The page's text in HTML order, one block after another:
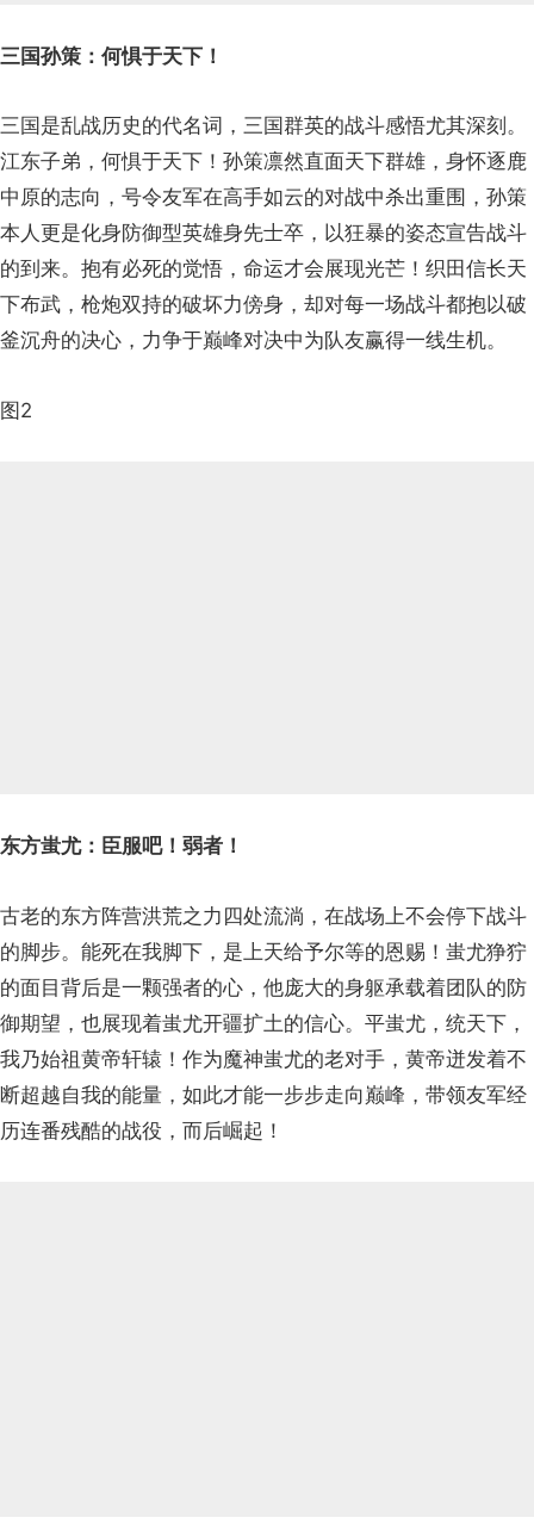
三国孙策：何惧于天下！
三国是乱战历史的代名词，三国群英的战斗感悟尤其深刻。
江东子弟，何惧于天下！孙策凛然直面天下群雄，身怀逐鹿
中原的志向，号令友军在高手如云的对战中杀出重围，孙策
本人更是化身防御型英雄身先士卒，以狂暴的姿态宣告战斗
的到来。抱有必死的觉悟，命运才会展现光芒！织田信长天
下布武，枪炮双持的破坏力傍身，却对每一场战斗都抱以破
釜沉舟的决心，力争于巅峰对决中为队友赢得一线生机。
图2
东方蚩尤：臣服吧！弱者！
古老的东方阵营洪荒之力四处流淌，在战场上不会停下战斗
的脚步。能死在我脚下，是上天给予尔等的恩赐！蚩尤狰狞
的面目背后是一颗强者的心，他庞大的身躯承载着团队的防
御期望，也展现着蚩尤开疆扩土的信心。平蚩尤，统天下，
我乃始祖黄帝轩辕！作为魔神蚩尤的老对手，黄帝迸发着不
断超越自我的能量，如此才能一步步走向巅峰，带领友军经
历连番残酷的战役，而后崛起！